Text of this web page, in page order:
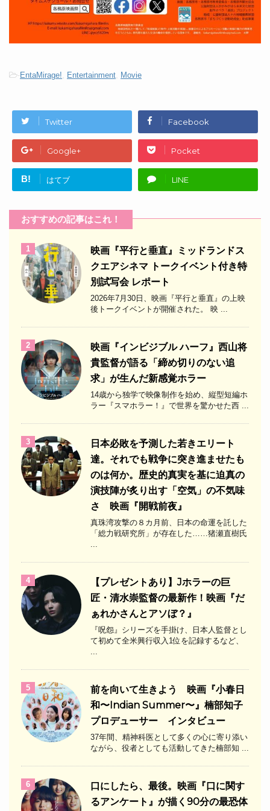
-EntaMirage!, Entertainment, Movie
Twitter Facebook
Google+ Pocket
B! はてブ LINE
おすすめの記事はこれ！
1
映画『平行と垂直』ミッドランドス
クエアシネマ トークイベント付き特
別試写会 レポート
2026年7月30日、映画『平行と垂直』の上映
後トークイベントが開催された。 映 ...
2
映画『インビジブル ハーフ』西山将
貴監督が語る「締め切りのない追
求」が生んだ新感覚ホラー
14歳から独学で映像制作を始め、縦型短編ホ
ラー『スマホラー！』で世界を驚かせた西 ...
3
日本必敗を予測した若きエリート
達。それでも戦争に突き進ませたも
のは何か。歴史的真実を基に迫真の
演技陣が炙り出す「空気」の不気味
さ 映画『開戦前夜』
真珠湾攻撃の８カ月前、日本の命運を託した
「総力戦研究所」が存在した……猪瀬直樹氏
...
4
【プレゼントあり】Jホラーの巨
匠・清水崇監督の最新作！映画『だ
ぁれかさんとアソぼ？』
『呪怨』シリーズを手掛け、日本人監督とし
て初めて全米興行収入1位を記録するなど、
...
5
前を向いて生きよう 映画『小春日
和〜Indian Summer〜』楠部知子
プロデューサー インタビュー
37年間、精神科医として多くの心に寄り添い
ながら、役者としても活動してきた楠部知 ...
6
口にしたら、最後。映画『口に関す
るアンケート』が描く90分の最恐体